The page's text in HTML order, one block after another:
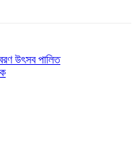
উৎসব পালিত